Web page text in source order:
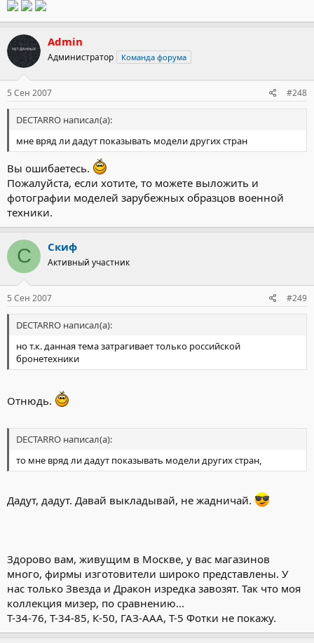
Admin
Администратор Команда форума
5 Сен 2007 #248
DECTARRO написал(а):
мне вряд ли дадут показывать модели других стран
Вы ошибаетесь.
Пожалуйста, если хотите, то можете выложить и
фотографии моделей зарубежных образцов военной
техники.
С Скиф
Активный участник
5 Сен 2007 #249
DECTARRO написал(а):
но т.к. данная тема затрагивает только российской
бронетехники
Отнюдь.
DECTARRO написал(а):
то мне вряд ли дадут показывать модели других стран,
Дадут, дадут. Давай выкладывай, не жадничай.
Здорово вам, живущим в Москве, у вас магазинов
много, фирмы изготовители широко представлены. У
нас только Звезда и Дракон изредка завозят. Так что моя
коллекция мизер, по сравнению...
Т-34-76, Т-34-85, К-50, ГАЗ-ААА, Т-5 Фотки не покажу.